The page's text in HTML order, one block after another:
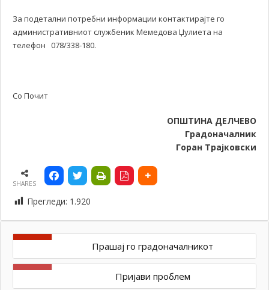
За подетални потребни информации контактирајте го
административниот службеник Мемедова Џулиета на
телефон 078/338-180.
Со Почит
ОПШТИНА ДЕЛЧЕВО
Градоначалник
Горан Трајковски
SHARES
Прегледи: 1.920
Прашај го градоначалникот
Пријави проблем